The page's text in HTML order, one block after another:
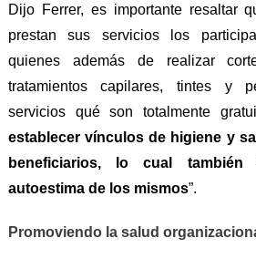
Dijo Ferrer, es importante resaltar
prestan sus servicios los
quienes además de realizar
tratamientos capilares, tintes y
servicios qué son totalmente
establecer vínculos de higiene y
beneficiarios, lo cual
autoestima de los mismos”.
Promoviendo la salud